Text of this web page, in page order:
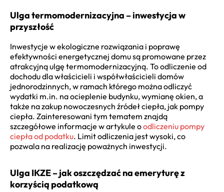
Ulga termomodernizacyjna – inwestycja w
przyszłość
Inwestycje w ekologiczne rozwiązania i poprawę
efektywności energetycznej domu są promowane przez
atrakcyjną ulgę termomodernizacyjną. To odliczenie od
dochodu dla właścicieli i współwłaścicieli domów
jednorodzinnych, w ramach którego można odliczyć
wydatki m.in. na ocieplenie budynku, wymianę okien, a
także na zakup nowoczesnych źródeł ciepła, jak pompy
ciepła. Zainteresowani tym tematem znajdą
szczegółowe informacje w artykule oodliczeniu pompy
ciepła od podatku. Limit odliczenia jest wysoki, co
pozwala na realizację poważnych inwestycji.
Ulga IKZE – jak oszczędzać na emeryturę z
korzyścią podatkową